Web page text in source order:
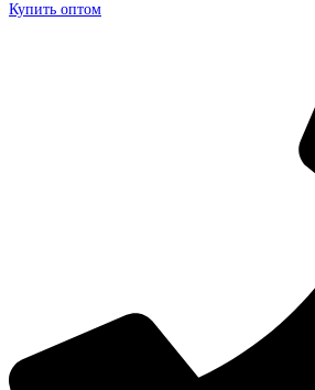
Купить оптом